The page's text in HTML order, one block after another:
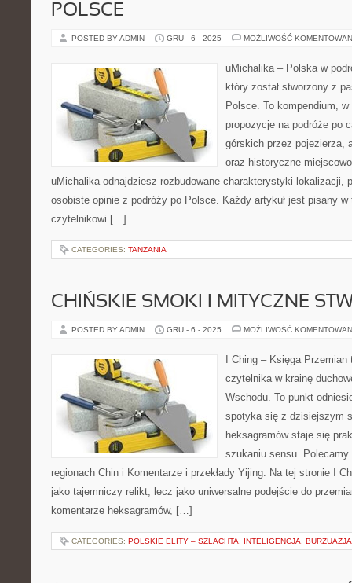
POLSCE
POSTED BY ADMIN GRU - 6 - 2025 MOŻLIWOŚĆ
uMichalika – Polska w
który został stworzony z
Polsce. To kompendium,
propozycje na podróże po
górskich przez pojezierza,
oraz historyczne
uMichalika odnajdziesz rozbudowane charakterystyki lokalizacji,
osobiste opinie z podróży po Polsce. Każdy artykuł jest pisany
czytelnikowi […]
CATEGORIES: TANZANIA
CHIŃSKIE SMOKI I MITYCZNE
POSTED BY ADMIN GRU - 6 - 2025 MOŻLIWOŚĆ
I Ching – Księga
czytelnika w krainę
Wschodu. To punkt
spotyka się z dzisiejszym
heksagramów staje się
szukaniu sensu.
regionach Chin i Komentarze i przekłady Yijing. Na tej stronie I
jako tajemniczy relikt, lecz jako uniwersalne podejście do
komentarze heksagramów, […]
CATEGORIES: POLSKIE ELITY – SZLACHTA, INTELIGENCJA, BURŻUAZJA